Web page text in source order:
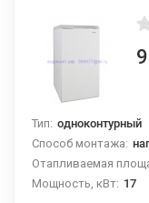
Тип: одноконтурный
Способ монтажа:
Отапливаемая
Мощность, кВт: 17